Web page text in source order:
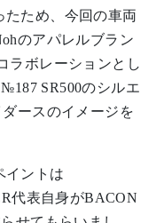
たため、今回の車両
のアパレルブラン
ラボレーションとし
SR500のシルエ
ースのイメージを
イントは
代表自身がBACON